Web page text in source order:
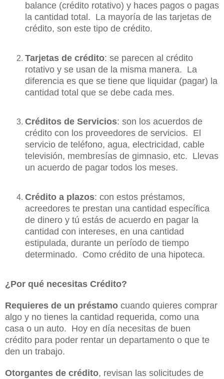
balance (crédito rotativo) y haces pagos o pagas
la cantidad total. La mayoría de las tarjetas de
crédito, son este tipo de crédito.
Tarjetas de crédito: se parecen al crédito
rotativo y se usan de la misma manera. La
diferencia es que se tiene que liquidar (pagar) la
cantidad total que se debe cada mes.
Créditos de Servicios: son los acuerdos de
crédito con los proveedores de servicios. El
servicio de teléfono, agua, electricidad, cable
televisión, membresías de gimnasio, etc. Llevas
un acuerdo de pagar todos los meses.
Crédito a plazos: con estos préstamos,
acreedores te prestan una cantidad específica
de dinero y tú estás de acuerdo en pagar la
cantidad con intereses, en una cantidad
estipulada, durante un período de tiempo
determinado. Como crédito de una hipoteca.
¿Por qué necesitas Crédito?
Requieres de un préstamo cuando quieres comprar
algo y no tienes la cantidad requerida, como una
casa o un auto. Hoy en día necesitas de buen
crédito para poder rentar un departamento o que te
den un trabajo.
Otorgantes de crédito, revisan las solicitudes de